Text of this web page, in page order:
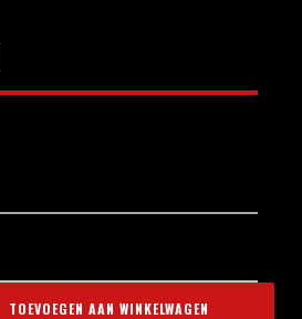
TOEVOEGEN AAN WINKELWAGEN